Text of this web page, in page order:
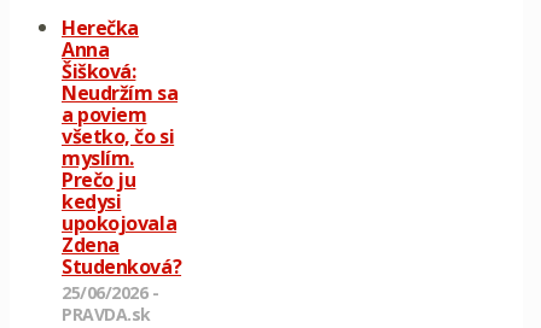
Herečka
Anna
Šišková:
Neudržím sa
a poviem
všetko, čo si
myslím.
Prečo ju
kedysi
upokojovala
Zdena
Studenková?
25/06/2026 -
PRAVDA.sk